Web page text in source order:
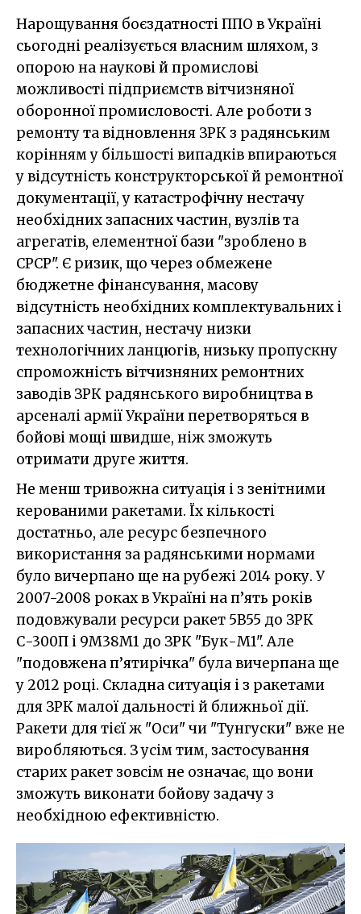
Нарощування боєздатності ППО в Україні
сьогодні реалізується власним шляхом, з
опорою на наукові й промислові
можливості підприємств вітчизняної
оборонної промисловості. Але роботи з
ремонту та відновлення ЗРК з радянським
корінням у більшості випадків впираються
у відсутність конструкторської й ремонтної
документації, у катастрофічну нестачу
необхідних запасних частин, вузлів та
агрегатів, елементної бази "зроблено в
СРСР". Є ризик, що через обмежене
бюджетне фінансування, масову
відсутність необхідних комплектувальних і
запасних частин, нестачу низки
технологічних ланцюгів, низьку пропускну
спроможність вітчизняних ремонтних
заводів ЗРК радянського виробництва в
арсеналі армії України перетворяться в
бойові мощі швидше, ніж зможуть
отримати друге життя.
Не менш тривожна ситуація і з зенітними
керованими ракетами. Їх кількості
достатньо, але ресурс безпечного
використання за радянськими нормами
було вичерпано ще на рубежі 2014 року. У
2007-2008 роках в Україні на п’ять років
подовжували ресурси ракет 5В55 до ЗРК
С-300П і 9М38М1 до ЗРК "Бук-М1". Але
"подовжена п’ятирічка" була вичерпана ще
у 2012 році. Складна ситуація і з ракетами
для ЗРК малої дальності й ближньої дії.
Ракети для тієї ж "Оси" чи "Тунгуски" вже не
виробляються. З усім тим, застосування
старих ракет зовсім не означає, що вони
зможуть виконати бойову задачу з
необхідною ефективністю.